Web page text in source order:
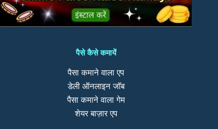
पैसे कैसे कमायें
पैसा कमाने वाला एप
डेली ऑनलाइन जॉब
पैसा कमाने वाला गेम
शेयर बाज़ार एप